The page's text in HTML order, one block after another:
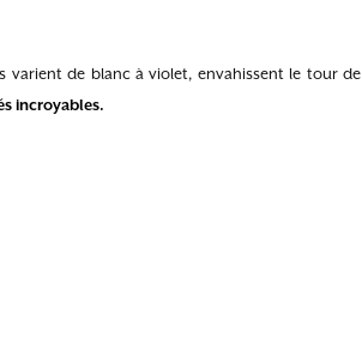
varient de blanc à violet, envahissent le tour de
incroyables.